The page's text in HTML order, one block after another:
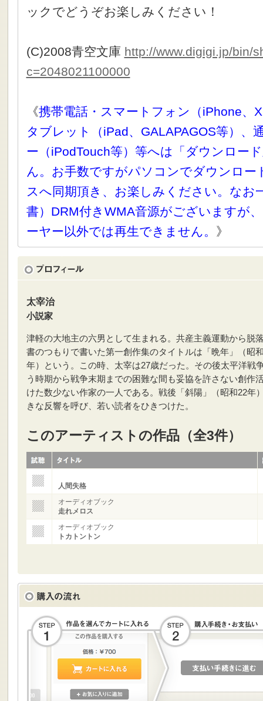
ックでどうぞお楽しみください！
(C)2008青空文庫 http://www.digigi.jp/bin/
c=2048021100000
《携帯電話・スマートフォン（iPhone、
タブレット（iPad、GALAPAGOS等）、
ー（iPodTouch等）等へは「ダウンロー
ん。お手数ですがパソコンでダウンロー
スへ同期頂き、お楽しみください。なお
書）DRM付きWMA音源がございますが
ーヤー以外では再生できません。 》
太宰治
小説家
津軽の大地主の六男として生まれる。共産主義運動から脱
書のつもりで書いた第一創作集のタイトルは「晩年」（昭
年）という。この時、太宰は27歳だった。その後太平洋戦
う時期から戦争末期までの困難な間も妥協を許さない創作
けた数少ない作家の一人である。戦後「斜陽」（昭和22年
きな反響を呼び、若い読者をひきつけた。
このアーティストの作品（全3件）
人間失格
オーディオブック
走れメロス
オーディオブック
トカトントン